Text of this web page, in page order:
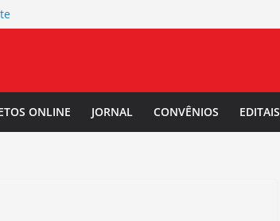
ONLINE JORNAL CONVÊNIOS EDITAIS